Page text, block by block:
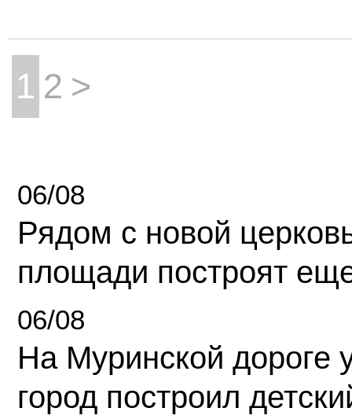
1 2 >
06/08
Рядом с новой
площади построят
06/08
На Муринской дороге
город построил